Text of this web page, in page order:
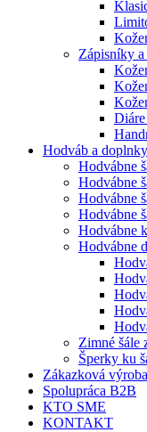
Zápisníky a
Hodváb a doplnky
Hodvábne
Hodvábne
Hodvábne
Hodvábne
Hodvábne
Hodvábne
Zimné šále
Šperky ku
Zákazková výroba
Spolupráca B2B
KTO SME
KONTAKT